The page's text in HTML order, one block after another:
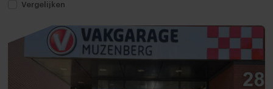
Koplampen adaptief
LED achterlichten
LED dagrijverlichting
Vergelijken